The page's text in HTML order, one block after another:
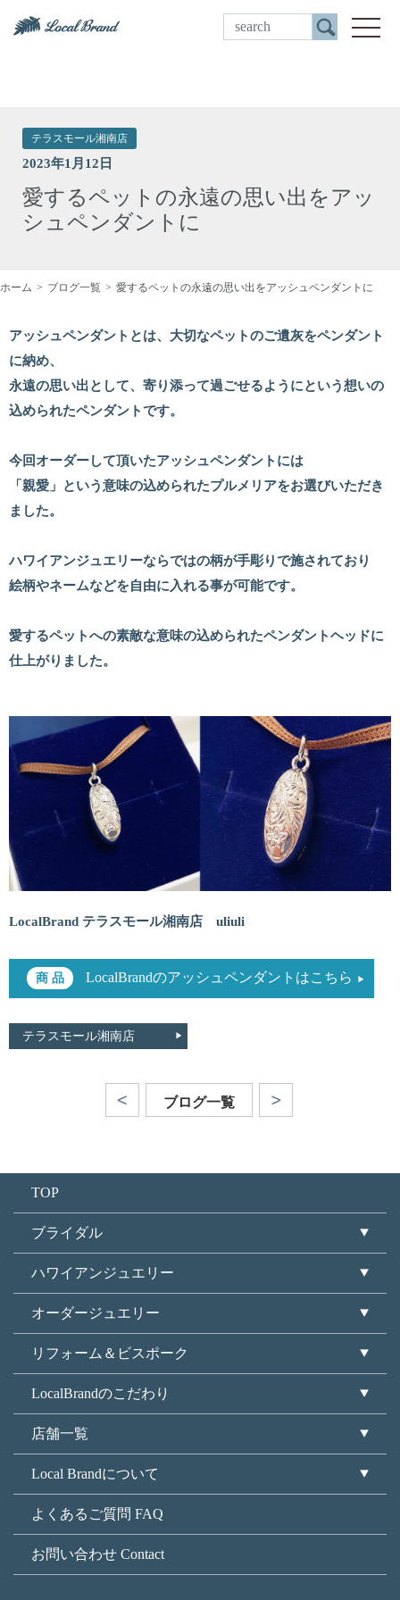
ご来店予約
テラスモール湘南店
2023年1月12日
愛するペットの永遠の思い出をアッ
シュペンダントに
ホーム ブログ一覧 愛するペットの永遠の思い出をアッシュペンダントに
アッシュペンダントとは、大切なペットのご遺灰をペンダント
に納め、
永遠の思い出として、寄り添って過ごせるようにという想いの
込められたペンダントです。
今回オーダーして頂いたアッシュペンダントには
「親愛」という意味の込められたプルメリアをお選びいただき
ました。
ハワイアンジュエリーならではの柄が手彫りで施されており
絵柄やネームなどを自由に入れる事が可能です。
愛するペットへの素敵な意味の込められたペンダントヘッドに
仕上がりました。
LocalBrand テラスモール湘南店 uliuli
LocalBrandのアッシュペンダントはこちら
テラスモール湘南店
ブログ一覧
TOP
ブライダル
ハワイアンジュエリー
オーダージュエリー
リフォーム＆ビスポーク
LocalBrandのこだわり
店舗一覧
Local Brandについて
よくあるご質問 FAQ
お問い合わせ Contact